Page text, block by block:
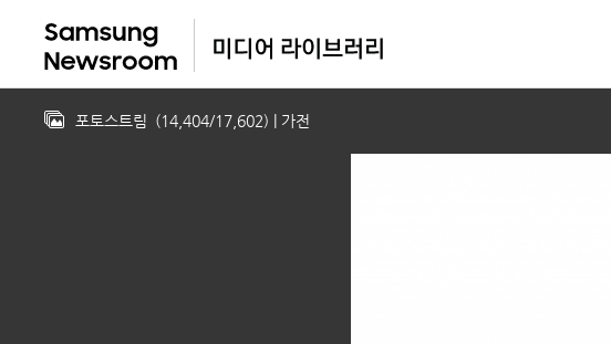
포토스트림 (14,404/17,602) | 가전